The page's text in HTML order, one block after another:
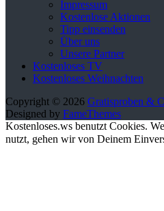
Impressum
Kostenlose Aktionen
Tipp einsenden
Über uns
Unsere Partner
Kostenloses TV
Kostenloses Weihnachten
Copyright © 2026 Gratisproben &
Designed by FameThemes
Kostenloses.ws benutzt Cookies.
nutzt, gehen wir von Deinem